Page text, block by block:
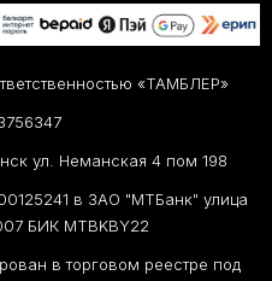
«ТАМБЛЕР»
ул. Неманская 4 пом 198
в ЗАО "МТБанк" улица
БИК MTBKBY22
в торговом реестре под